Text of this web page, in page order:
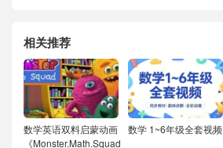
相关推荐
数学英语双料启蒙动画
《Monster.Math.Squad
数学 1~6年级全套视频